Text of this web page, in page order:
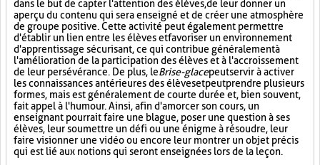
dans le but de capter l'attention des élèves, de leur donner un
aperçu du contenu qui sera enseigné et de créer une atmosphère
de groupe positive. Cette activité peut également permettre
d'établir un lien entre les élèves et favoriser un environnement
d'apprentissage sécurisant, ce qui contribue généralement à
l'amélioration de la participation des élèves et à l'accroissement
de leur persévérance. De plus, leBrise-glacepeut servir à activer
les connaissances antérieures des élèves et peut prendre plusieurs
formes, mais est généralement de courte durée et, bien souvent,
fait appel à l'humour. Ainsi, afin d'amorcer son cours, un
enseignant pourrait faire une blague, poser une question à ses
élèves, leur soumettre un défi ou une énigme à résoudre, leur
faire visionner une vidéo ou encore leur montrer un objet précis
qui est lié aux notions qui seront enseignées lors de la leçon.